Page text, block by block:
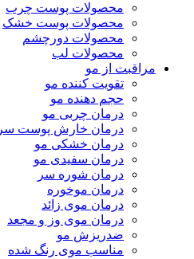
محصولات پوست چرب
محصولات پوست خشک
محصولات دورچشم
محصولات لب
مراقبت از مو
تقویت کننده مو
حجم دهنده مو
درمان چربی مو
درمان خارش پوست سر
درمان خشکی مو
درمان سفیدی مو
درمان شوره سر
درمان موخوره
درمان موی زائد
درمان موی وز و مجعد
ضدریزش مو
مناسب موی رنگ شده